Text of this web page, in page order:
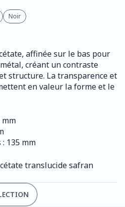
Noir
affinée sur le bas pour
créant un contraste
structure. La transparence et
en valeur la forme et le
mm
135 mm
translucide safran